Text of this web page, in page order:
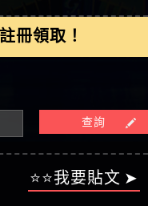
金
本文教你如何拿回
嗎 ALYWS是不是詐騙
詐騙手法 （受害
老婦深信當當高獲
後贏錢就不給出
了就不出金出
是一樣的狀況
DISS博弈送你發財金 註冊領取！
查詢
⭐⭐我要貼文 ➤